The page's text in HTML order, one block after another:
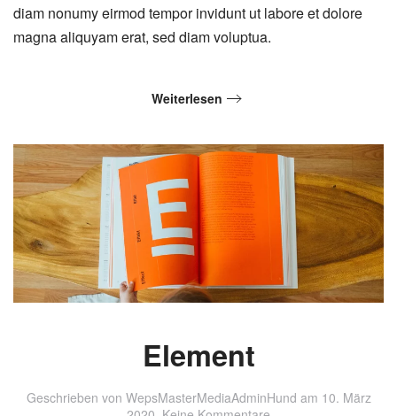
diam nonumy eirmod tempor invidunt ut labore et dolore
magna aliquyam erat, sed diam voluptua.
Weiterlesen
Element
Geschrieben von WepsMasterMediaAdminHund am 10. März